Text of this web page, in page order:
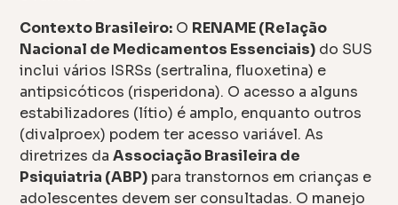
Contexto Brasileiro: O RENAME (Relação
Nacional de Medicamentos Essenciais) do SUS
inclui vários ISRSs (sertralina, fluoxetina) e
antipsicóticos (risperidona). O acesso a alguns
estabilizadores (lítio) é amplo, enquanto outros
(divalproex) podem ter acesso variável. As
diretrizes daAssociação Brasileira de
Psiquiatria (ABP) para transtornos em crianças e
adolescentes devem ser consultadas. O manejo